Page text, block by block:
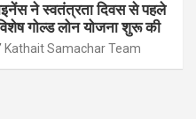
ने स्वतंत्रता दिवस से पहले
गोल्ड लोन योजना शुरू की
Kathait Samachar Team